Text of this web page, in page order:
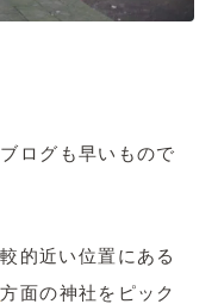
ログも早いもので
的近い位置にある
方面の神社をピック